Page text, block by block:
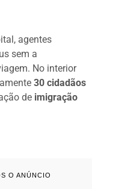
agentes
sem a
No interior
30 cidadãos
de imigração
O ANÚNCIO